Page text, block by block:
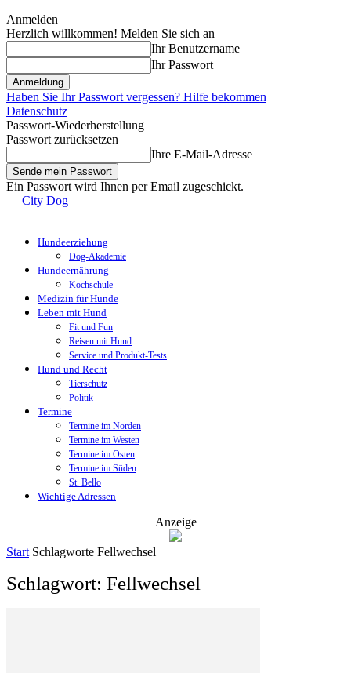
Anmelden
Herzlich willkommen! Melden Sie sich an
Ihr Benutzername
Ihr Passwort
Haben Sie Ihr Passwort vergessen? Hilfe bekommen
Datenschutz
Passwort-Wiederherstellung
Passwort zurücksetzen
Ihre E-Mail-Adresse
Ein Passwort wird Ihnen per Email zugeschickt.
City Dog
Hundeerziehung
Dog-Akademie
Hundeernährung
Kochschule
Medizin für Hunde
Leben mit Hund
Fit und Fun
Reisen mit Hund
Service und Produkt-Tests
Hund und Recht
Tierschutz
Politik
Termine
Termine im Norden
Termine im Westen
Termine im Osten
Termine im Süden
St. Bello
Wichtige Adressen
Anzeige
Start Schlagworte Fellwechsel
Schlagwort: Fellwechsel